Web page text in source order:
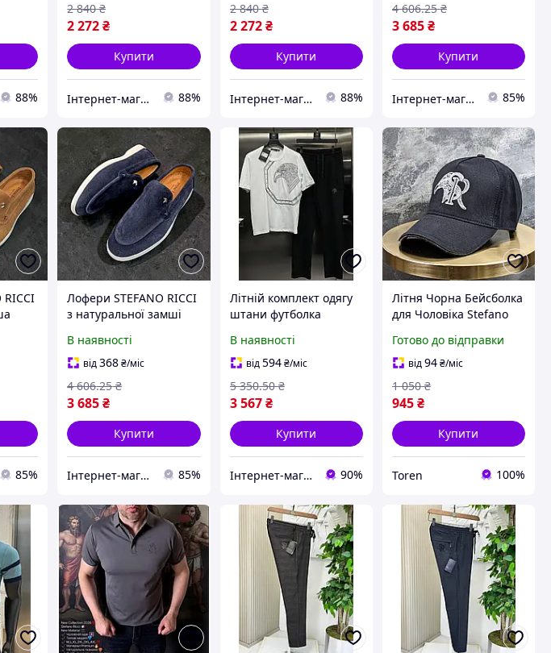
88%
2 272₴
2 840 ₴
Купити
Інтернет-магазин Min Price 88%
2 272 ₴
2 840 ₴
Купити
Інтернет-магазин Min Price 88%
3 685₴
4 606.25 ₴
Купити
Інтернет-магазин SALE TOOLS 85%
RICCI
85%
Лофери STEFANO RICCI
з натуральної замші
стильне взуття для
чоловіків Lof008
В наявності
від368₴/міс
3 685₴
4 606.25 ₴
Купити
Інтернет-магазин SALE TOOLS 85%
Літній комплект одягу
штани футболка
білий LUX KitFSht001
для чоловіків
В наявності
від594 ₴/міс
3 567 ₴
5 350.50 ₴
Купити
Інтернет-магазин ALL CLOTHES 90%
Літня Чорна Бейсболка
для Чоловіка Stefano
Чоловіча Кепка з
Козирком 8 см від
Готово до відправки
від94₴/міс
945₴
1 050 ₴
Купити
Toren 100%